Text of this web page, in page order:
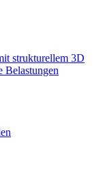
strukturellem 3D
Belastungen